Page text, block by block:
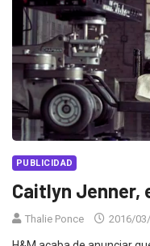
PUBLICIDAD
Caitlyn Jenner,
Thalie Ponce 2016/